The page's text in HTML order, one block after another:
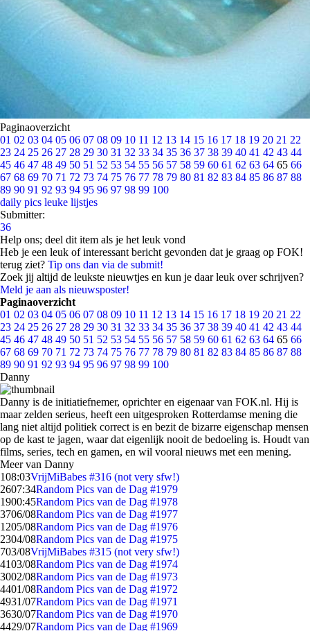
Paginaoverzicht
01 02 03 04 05 06 07 08 09 10 11 12 13 14 15 16 17 18 19 20 21 22
23 24 25 26 27 28 29 30 31 32 33 34 35 36 37 38 39 40 41 42 43 44
45 46 47 48 49 50 51 52 53 54 55 56 57 58 59 60 61 62 63 64 65 66
67 68 69 70 71 72 73 74 75 76 77 78 79 80 81 82 83 84 85 86 87 88
89 90 91 92 93 94 95 96 97 98 99 100
daily pics leuke lijstjes
Submitter:
36
Help ons; deel dit item als je het leuk vond
Heb je een leuk of interessant bericht gevonden dat je graag op FOK!
terug ziet? Tip ons dan via de submit!
Zoek jij altijd de leukste nieuwtjes en kun je daar leuk over schrijven?
Meld je aan als nieuwsposter!
Paginaoverzicht
01 02 03 04 05 06 07 08 09 10 11 12 13 14 15 16 17 18 19 20 21 22
23 24 25 26 27 28 29 30 31 32 33 34 35 36 37 38 39 40 41 42 43 44
45 46 47 48 49 50 51 52 53 54 55 56 57 58 59 60 61 62 63 64 65 66
67 68 69 70 71 72 73 74 75 76 77 78 79 80 81 82 83 84 85 86 87 88
89 90 91 92 93 94 95 96 97 98 99 100
Danny
Danny is de initiatiefnemer, oprichter en eigenaar van FOK.nl. Hij is
maar zelden serieus, heeft een uitgesproken Rotterdamse mening die
lang niet altijd politiek correct is en bezit de bizarre eigenschap mensen
op de kast te jagen, waar dat eigenlijk nooit de bedoeling is. Houdt van
films, series, tech en gamen, en wil vooral nieuws met een mening.
Meer van Danny
108:03VrijMiBabes #316 (not very sfw!)
2607:34Random Pics van de Dag #1979
1900:45Random Pics van de Dag #1978
3706/08Random Pics van de Dag #1977
1205/08Random Pics van de Dag #1976
2304/08Random Pics van de Dag #1975
703/08VrijMiBabes #315 (not very sfw!)
4103/08Random Pics van de Dag #1974
3002/08Random Pics van de Dag #1973
4401/08Random Pics van de Dag #1972
4931/07Random Pics van de Dag #1971
3630/07Random Pics van de Dag #1970
4429/07Random Pics van de Dag #1969